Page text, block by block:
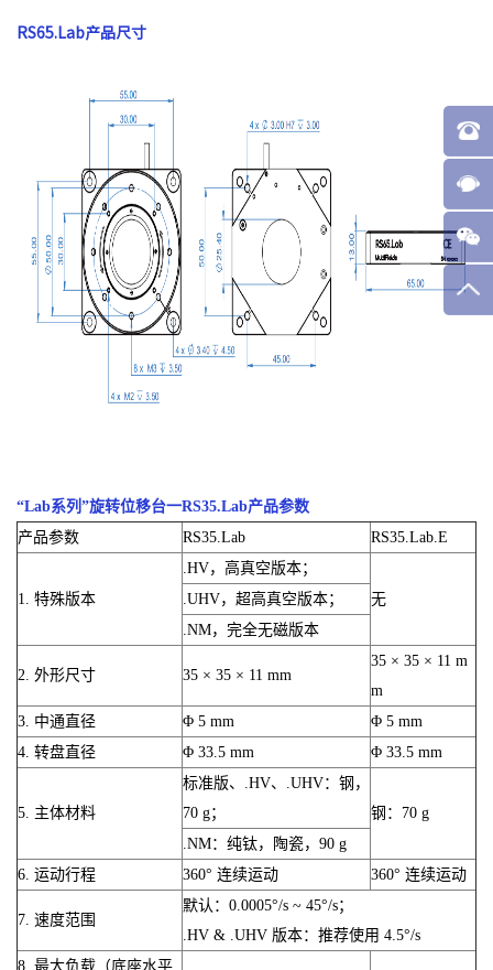
RS65.Lab产品尺寸
“Lab系列”旋转位移台一RS35.Lab产品参数
产品参数
RS35.Lab RS35.Lab.E
1. 特殊版本
.HV，高真空版本；
无
.UHV，超高真空版本；
.NM，完全无磁版本
2. 外形尺寸 35 × 35 × 11 mm
35 × 35 × 11 m
m
3. 中通直径
Φ 5 mm
Φ 5 mm
4. 转盘直径
Φ 33.5 mm Φ 33.5 mm
5. 主体材料
标准版、.HV、.UHV：钢，
70 g；
钢：70 g
.NM：纯钛，陶瓷，90 g
6. 运动行程
360° 连续运动 360° 连续运动
7. 速度范围
默认：0.0005°/s ~ 45°/s；
.HV & .UHV 版本：推荐使用 4.5°/s
8. 最大负载（底座水平